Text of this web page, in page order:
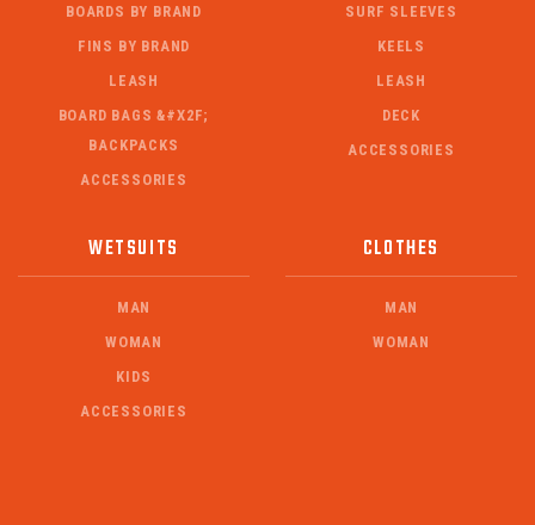
BOARDS BY BRAND
FINS BY BRAND
LEASH
BOARD BAGS &#X2F;
BACKPACKS
ACCESSORIES
SURF SLEEVES
KEELS
LEASH
DECK
ACCESSORIES
WETSUITS
MAN
WOMAN
KIDS
ACCESSORIES
CLOTHES
MAN
WOMAN